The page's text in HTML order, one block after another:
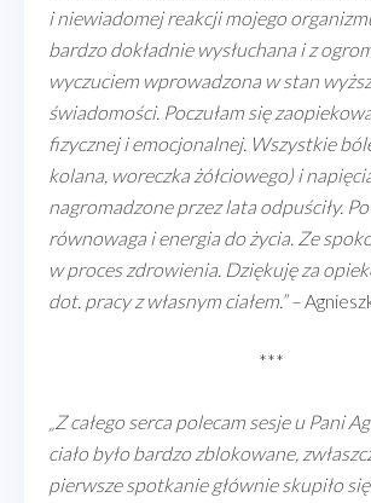
i niewiadomej reakcji mojego
bardzo dokładnie wysłuchana i z
wyczuciem wprowadzona w stan
świadomości. Poczułam się
fizycznej i emocjonalnej. Wszystkie
kolana, woreczka żółciowego) i
nagromadzone przez lata odpuściły.
równowaga i energia do życia. Ze
w proces zdrowienia. Dziękuję za
dot. pracy z własnym ciałem.” –
***
„Z całego serca polecam sesje u Pani
ciało było bardzo zblokowane,
pierwsze spotkanie głównie skupiło